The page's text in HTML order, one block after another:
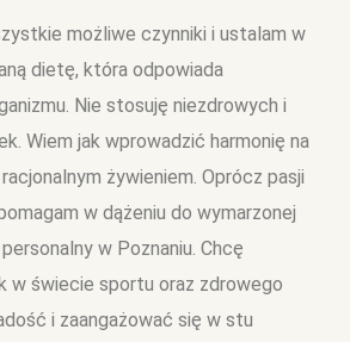
możliwe czynniki i ustalam w
dietę, która odpowiada
Nie stosuję niezdrowych i
Wiem jak wprowadzić harmonię na
żywieniem. Oprócz pasji
w dążeniu do wymarzonej
w Poznaniu. Chcę
w świecie sportu oraz zdrowego
i zaangażować się w stu